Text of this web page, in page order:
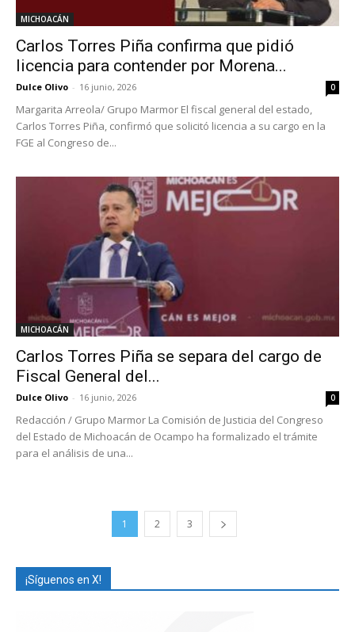
MICHOACÁN
Carlos Torres Piña confirma que pidió
licencia para contender por Morena...
Dulce Olivo - 16 junio, 2026 0
Margarita Arreola/ Grupo Marmor El fiscal general del estado,
Carlos Torres Piña, confirmó que solicitó licencia a su cargo en la
FGE al Congreso de...
MICHOACÁN
Carlos Torres Piña se separa del cargo de
Fiscal General del...
Dulce Olivo - 16 junio, 2026 0
Redacción / Grupo Marmor La Comisión de Justicia del Congreso
del Estado de Michoacán de Ocampo ha formalizado el trámite
para el análisis de una...
1 2 3
¡Síguenos en X!